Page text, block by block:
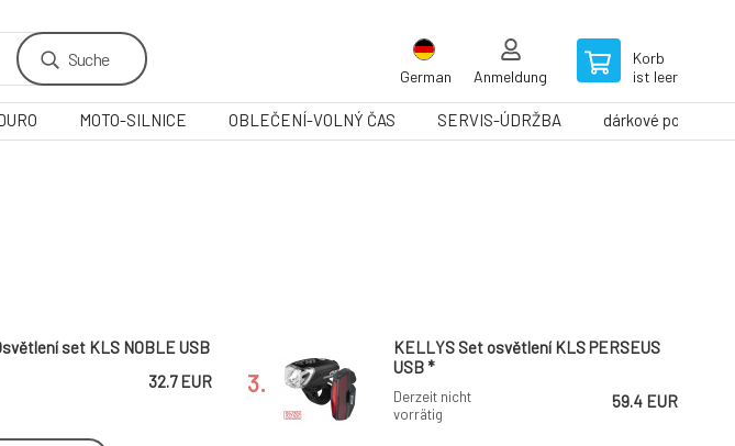
Suche
German Anmeldung
Korb
ist leer
MOTO-SILNICE OBLEČENÍ-VOLNÝ ČAS SERVIS-ÚDRŽBA dárkové poukazy
set KLS NOBLE USB
32.7 EUR 3.
KELLYS Set osvětlení KLS PERSEUS
USB *
Derzeit nicht
vorrätig
59.4 EUR